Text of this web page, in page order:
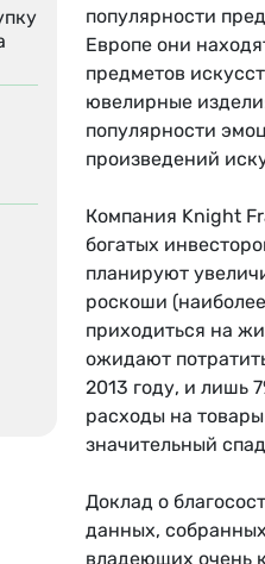
популярности
Европе они
предметов
ювелирные
популярности
произведений
Компания Knight
богатых
планируют
роскоши
приходиться на
ожидают
2013 году, и лишь
расходы на
значительный
Доклад о
данных,
владеющих очень